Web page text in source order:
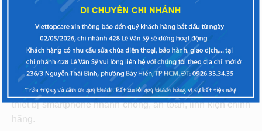
Viettopcare
– trung tâm sửa chữa và thay thế linh kiện
điện thoại uy tín, chất lượng đáp ứng đầy đủ các yêu cầu
trên của bạn. Chúng tôi là một trong những nơi sửa chữa
uy tín nhất tạiHà NộivàTP. HCMgiúp bạn khắc phục lỗi
thiết bị smartphone nhanh chóng, an toàn, linh kiện chính
hãng.